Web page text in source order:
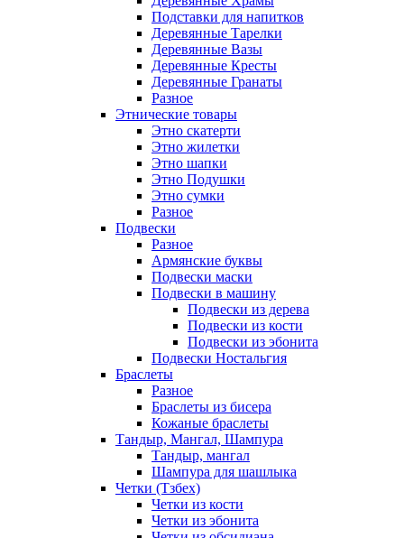
Подставки для напитков
Деревянные Тарелки
Деревянные Вазы
Деревянные Кресты
Деревянные Гранаты
Разное
Этнические товары
Этно скатерти
Этно жилетки
Этно шапки
Этно Подушки
Этно сумки
Разное
Подвески
Разное
Армянские буквы
Подвески маски
Подвески в машину
Подвески из дерева
Подвески из кости
Подвески из эбонита
Подвески Ностальгия
Браслеты
Разное
Браслеты из бисера
Кожаные браслеты
Тандыр, Мангал, Шампура
Тандыр, мангал
Шампура для шашлыка
Четки (Тзбех)
Четки из кости
Четки из эбонита